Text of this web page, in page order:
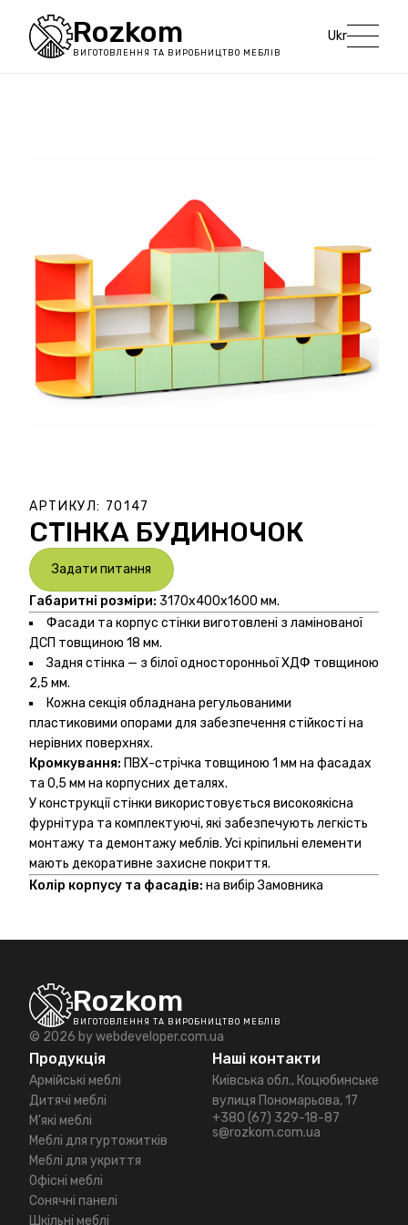
Rozkom
ВИГОТОВЛЕННЯ ТА ВИРОБНИЦТВО МЕБЛІВ
Ukr
АРТИКУЛ: 70147
СТІНКА БУДИНОЧОК
Задати питання
Габаритні розміри: 3170х400х1600 мм.
Фасади та корпус стінки виготовлені з ламінованої
ДСП товщиною 18 мм.
Задня стінка — з білої односторонньої ХДФ товщиною
2,5 мм.
Кожна секція обладнана регульованими
пластиковими опорами для забезпечення стійкості на
нерівних поверхнях.
Кромкування: ПВХ-стрічка товщиною 1 мм на фасадах
та 0,5 мм на корпусних деталях.
У конструкції стінки використовується високоякісна
фурнітура та комплектуючі, які забезпечують легкість
монтажу та демонтажу меблів. Усі кріпильні елементи
мають декоративне захисне покриття.
Колір корпусу та фасадів: на вибір Замовника
Rozkom
ВИГОТОВЛЕННЯ ТА ВИРОБНИЦТВО МЕБЛІВ
© 2026 bywebdeveloper.com.ua
Продукція
Армійські меблі
Дитячі меблі
М'які меблі
Меблі для гуртожитків
Меблі для укриття
Офісні меблі
Сонячні панелі
Шкільні меблі
Наші контакти
Київська обл., Коцюбинське
вулиця Пономарьова, 17
+380 (67) 329-18-87
s@rozkom.com.ua